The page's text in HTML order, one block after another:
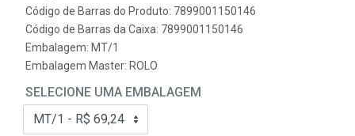
Código de Barras do Produto: 7899001150146
Código de Barras da Caixa: 7899001150146
Embalagem: MT/1
Embalagem Master: ROLO
SELECIONE UMA EMBALAGEM